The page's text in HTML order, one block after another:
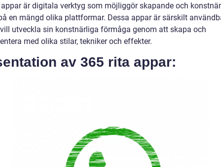
är digitala verktyg som möjliggör skapande och
en mängd olika plattformar. Dessa appar är särskilt
utveckla sin konstnärliga förmåga genom att skapa och
med olika stilar, tekniker och effekter.
av 365 rita appar: